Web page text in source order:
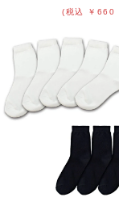
(税込 ￥660